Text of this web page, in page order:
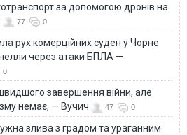
за допомогою дронів на
77 0
рух комерційних суден у Чорне
через атаки БПЛА —
0
завершення війни, але
немає, — Вучич
47 0
злива з градом та ураганним